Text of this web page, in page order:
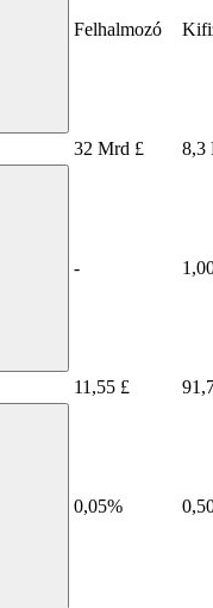
Felhalmozó
32 Mrd £ 8,3
-
11,55 £
0,05%